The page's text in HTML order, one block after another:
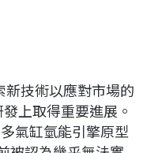
新技術以應對市場的
上取得重要進展。
氣缸氫能引擎原型